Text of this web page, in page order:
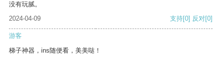
没有玩腻。
2024-04-09
支持[0] 反对[0]
游客
梯子神器，ins随便看，美美哒！